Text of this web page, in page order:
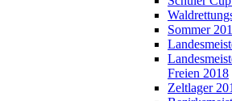
Sommer
Freien 2018
Zeltlager